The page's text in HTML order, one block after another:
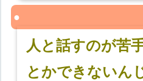
人と話すのが苦
とかできないん